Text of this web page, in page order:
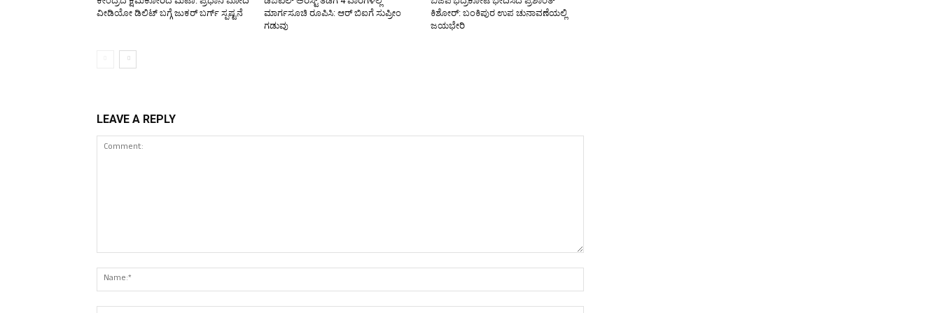
ವೀಡಿಯೋ ಡಿಲಿಟ್ ಬಗ್ಗೆ ಜುಕರ್ ಬರ್ಗ್ ಸ್ಪಷ್ಟನೆ
ಮಾರ್ಗಸೂಚಿ ರೂಪಿಸಿ: ಆರ್ ಬಿಐಗೆ ಸುಪ್ರೀಂ
ಗಡುವು
ಕಿಶೋರ್: ಬಂಕಿಪುರ ಉಪ ಚುನಾವಣೆಯಲ್ಲಿ
ಜಯಭೇರಿ
LEAVE A REPLY